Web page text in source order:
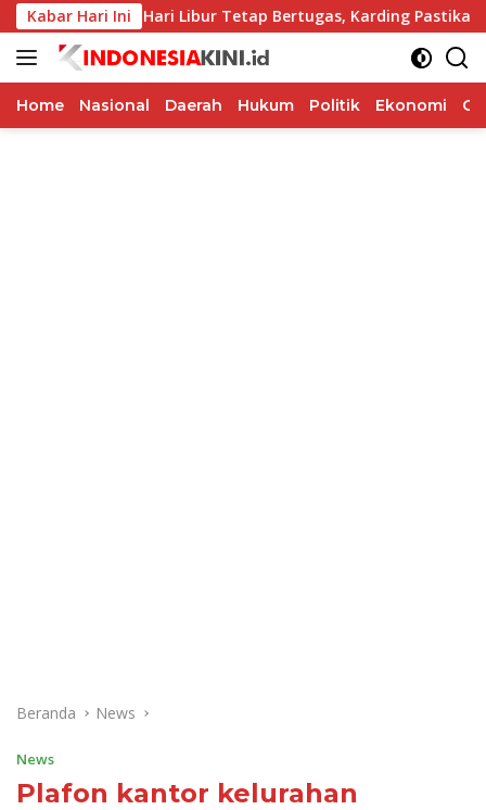
Langsung
ke
konten
Kabar Hari IniHari Libur Tetap Bertugas, Karding Pastikan
Home Nasional Daerah Hukum Politik Ekonomi
Beranda News
News
Plafon kantor kelurahan